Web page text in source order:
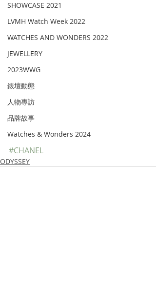
SHOWCASE 2021
LVMH Watch Week 2022
WATCHES AND WONDERS 2022
JEWELLERY
2023WWG
錶壇動態
人物專訪
品牌故事
Watches & Wonders 2024
#CHANEL
ODYSSEY